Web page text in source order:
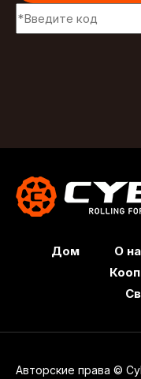
Дом О
Авторские права ©